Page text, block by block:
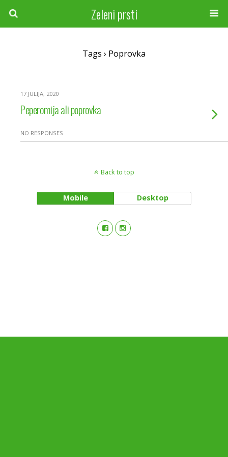
Zeleni prsti
Tags › Poprovka
17 JULIJA, 2020
Peperomija ali poprovka
NO RESPONSES
Back to top
Mobile Desktop